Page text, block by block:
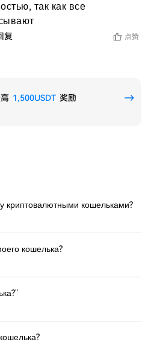
так как все
复 点赞
1,500USDT 奖励
криптовалютными кошельками?
кошелька?